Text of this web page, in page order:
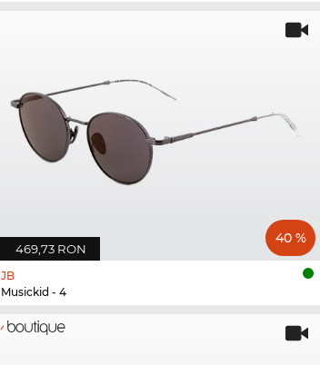
469,73 RON
40 %
JB
Musickid - 4